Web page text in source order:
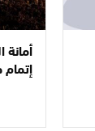
أمانة
إتمام